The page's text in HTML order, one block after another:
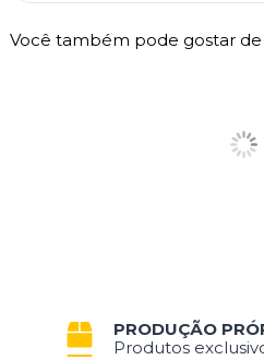
Você também pode gostar de
PRODUÇÃO
Produtos